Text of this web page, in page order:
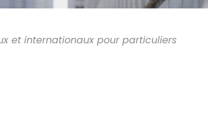
et internationaux pour particuliers